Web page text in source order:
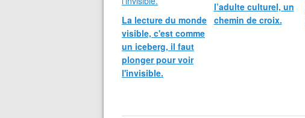
La lecture du monde
visible, c'est comme
un iceberg, il faut
plonger pour voir
l'invisible.
l’adulte culturel, un
chemin de croix.